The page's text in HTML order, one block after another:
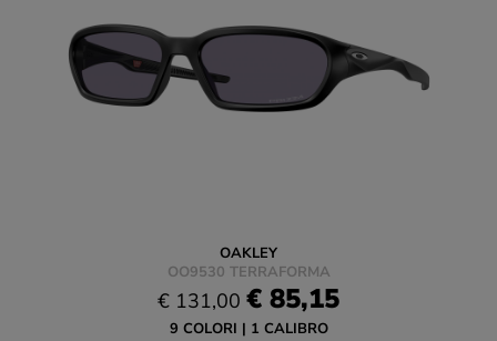
OAKLEY
OO9530 TERRAFORMA
€ 131,00 € 85,15
9 COLORI 1 CALIBRO